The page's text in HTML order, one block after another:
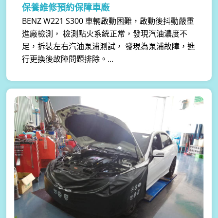
保養維修預約保障車廠
BENZ W221 S300 車輛啟動困難，啟動後抖動嚴重
進廠檢測， 檢測點火系統正常，發現汽油濃度不
足，拆裝左右汽油泵浦測試， 發現為泵浦故障，進
行更換後故障問題排除。...